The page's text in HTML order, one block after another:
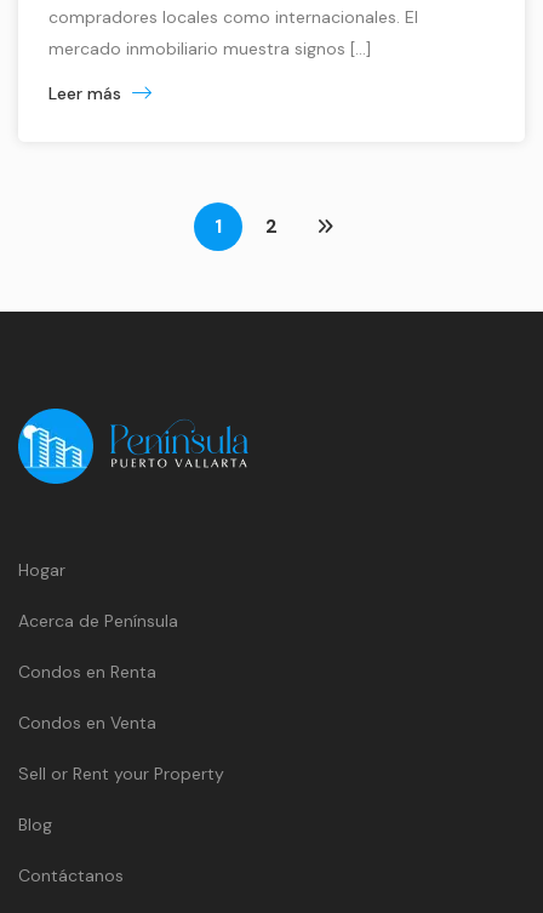
compradores locales como internacionales. El
mercado inmobiliario muestra signos […]
Leer más
1 2
Hogar
Acerca de Península
Condos en Renta
Condos en Venta
Sell or Rent your Property
Blog
Contáctanos